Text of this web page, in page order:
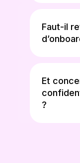
Faut-il
Et
?